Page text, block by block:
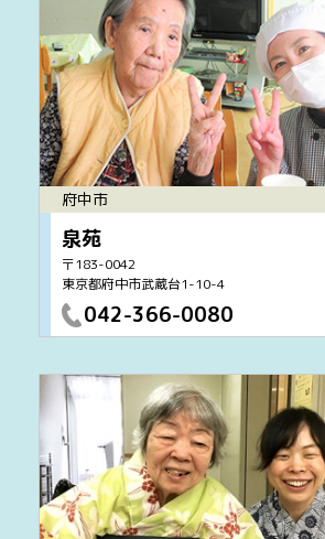
府中市
泉苑
〒183-0042
東京都府中市武蔵台1-10-4
042-366-0080